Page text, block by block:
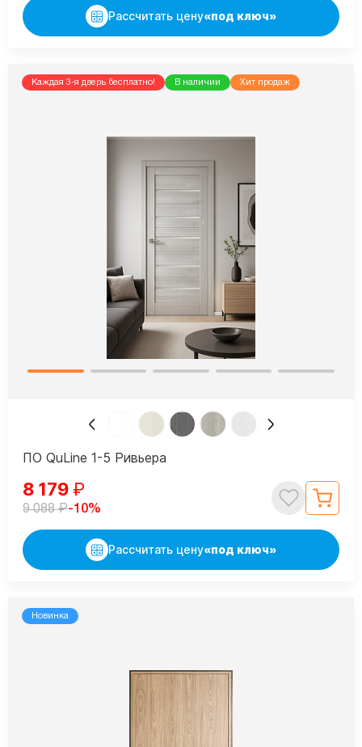
Рассчитать цену«под ключ»
Каждая 3-я дверь бесплатно! В наличии Хит продаж
ПО QuLine 1-5 Ривьера
8 179 ₽
9 088₽-10%
Рассчитать цену«под ключ»
Новинка